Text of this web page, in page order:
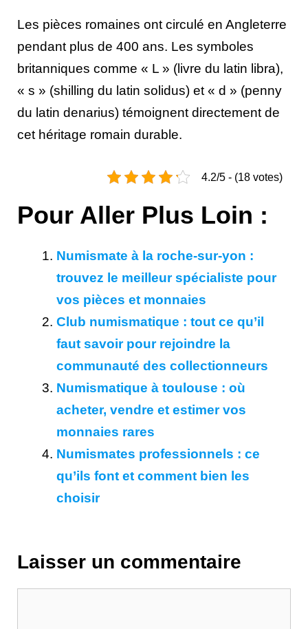
Les pièces romaines ont circulé en Angleterre
pendant plus de 400 ans. Les symboles
britanniques comme « L » (livre du latin libra),
« s » (shilling du latin solidus) et « d » (penny
du latin denarius) témoignent directement de
cet héritage romain durable.
4.2/5 - (18 votes)
Pour Aller Plus Loin :
Numismate à la roche-sur-yon :
trouvez le meilleur spécialiste pour
vos pièces et monnaies
Club numismatique : tout ce qu’il
faut savoir pour rejoindre la
communauté des collectionneurs
Numismatique à toulouse : où
acheter, vendre et estimer vos
monnaies rares
Numismates professionnels : ce
qu’ils font et comment bien les
choisir
Laisser un commentaire